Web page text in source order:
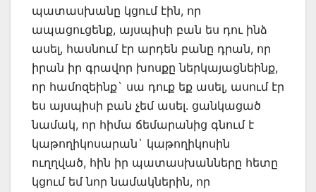
պատասխանը կցում էին, որ
ապացուցենք, այսպիսի բան ես դու ինձ
ասել, հասնում էր արդեն բանը դրան, որ
իրան իր գրավոր խոսքը ներկայացնեինք,
որ համոզեինք` սա դուք եք ասել, ասում էր
ես այսպիսի բան չեմ ասել. ցանկացած
նամակ, որ հիմա ճեմարանից գնում է
կաթողիկոսարան` կաթողիկոսին
ուղղված, հին իր պատասխանները հետը
կցում եմ նոր նամակներին, որ